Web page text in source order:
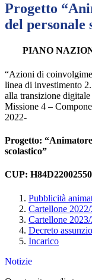
Progetto
del personale
PIANO
“Azioni di
linea di investimento
alla transizione
Missione 4 –
2022-
Progetto:
scolastico”
CUP:
Pubblicità
Cartellone
Cartellone
Decreto
Incarico
Notizie